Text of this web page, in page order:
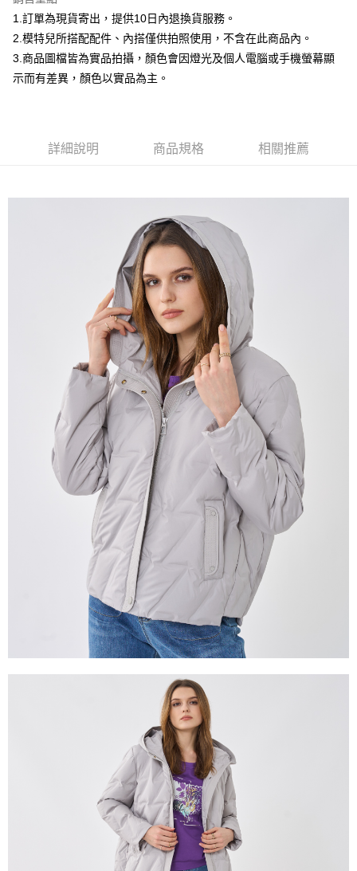
元大商業銀行
永豐商業銀行
台新國際商業銀行
中國信託商業銀行
台灣樂天信用卡公司
悠遊付
Google Pay
大哥付你分期
2.付款方式選擇「大哥付你分期」，訂單成立後會自動跳轉到大哥付的交易
流程，驗證手機門號後，選擇欲分期的期數、繳款截止日，確認付款後即完
4.訂單成立30分鐘內，如未前往確認交易或遇審核未通過，訂單將自動取
消。如遇「轉專審核」未通過狀況，表示未達大哥付你分期系統評分，恕無
1.分期款項不併入電信帳單，「大哥付你分期」於每月結算日後寄送繳費提
2.透過簡訊連結打開帳單後，可選擇「超商條碼／台灣大直營門市／銀行轉
帳／街口支付／iPASS MONEY」等通路繳費。
1.本服務係由「台灣大哥大股份有限公司」（以下簡稱本公司）所提供，讓
用戶於交易時，得透過本服務購買商品或服務，並由商店將買賣／分期付款
買賣價金債權讓與本公司後，依約使用本公司帳單繳交帳款。
2.基於同意付款使用「大哥付你分期」之契約關係目的，商店將以您的個人
資料（包含姓名、電話或地址）提供予台灣大哥大進項蒐集、處理及利用，
由本公司與您本人進行分期帳單所需資料之確認、核對及更正。
3.完整用戶服務條款，請詳閱以下連結：
https://oppay.tw/userRule
相關說明
２．便利：只要手機號碼，簡訊認證，即可結帳。
３．安心：先確認商品／服務後，再付款。
【「AFTEE先享後付」結帳流程】
１．於結帳方式選擇「AFTEE先享後付」後，將跳轉至「AFTEE先享後付」
結帳頁面，進行簡訊認證並確認金額後，即可完成結帳。
２．訂單成立數日內，您將收到繳費通知簡訊。
３．收到繳費通知簡訊後14天內，點擊此簡訊中的連結，可透過四大超商／
ATM／網路銀行／等多元方式進行付款，方視為交易完成。
※ 請注意：結帳手續完成當下不需立刻繳費，但若您需要取消訂單，請聯絡
購買商品的店家。未經商家同意取消之訂單仍視為有效，需透過AFTEE先享
後付繳納相關費用。
※ 交易是否成功請以「AFTEE先享後付 」之結帳頁面顯示為準，若有關於
是否繳費成功／繳費後需取消欲退款等相關疑問，請聯繫「AFTEE先享後付
客戶支援中心」 https://netprotections.freshdesk.com/support/home
【注意事項】
１．透過由恩沛科技股份有限公司提供之「AFTEE先享後付」服務完成之交
易，需依本服務之必要範圍內提供個人資料，並將交易相關給付款項請求債
權轉讓予恩沛科技股份有限公司。
２．關於個人資料處理事宜，請瀏覽以下網址：
https://aftee.tw/terms/#terms3
３．未成年的使用者請事先徵得法定代理人或監護人之同意方可使用
「AFTEE先享後付」，若未經同意申辦者引起之損失，本公司不負相關責
４．使用「AFTEE先享後付」時，將依據個別帳號之用戶狀況，依本公司即
時審查核予不同之上限額度；若仍有額度不足之情形，本公司將視審查結果
請求用戶進行身份認證。
５．嚴禁一人註冊多個帳號或使用他人資訊註冊。若發現惡意使用之情形，
恩沛科技股份有限公司將有權停止該用戶之使用額度並採取法律行動。
每筆NT$120，滿NT$2,000(含以上)免運費
每筆NT$120，滿NT$2,000(含以上)免運費
每筆NT$120，滿NT$2,000(含以上)免運費
1.訂單為現貨寄出，提供10日內退換貨服務。
2.模特兒所搭配配件、內搭僅供拍照使用，不含在此商品內。
3.商品圖檔皆為實品拍攝，顏色會因燈光及個人電腦或手機螢幕顯
示而有差異，顏色以實品為主。
詳細說明 商品規格 相關推薦